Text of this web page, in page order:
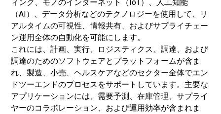
ィング、モノのインターネット（IoT）、人工知能
（AI）、データ分析などのテクノロジーを使用して、リ
アルタイムの可視性、情報共有、およびサプライチェー
ン運用全体の自動化を可能にします。
これには、計画、実行、ロジスティクス、調達、および
調達のためのソフトウェアとプラットフォームが含ま
れ、製造、小売、ヘルスケアなどのセクター全体でエン
ドツーエンドのプロセスをサポートしています。主要な
アプリケーションには、需要予測、在庫管理、サプライ
ヤーのコラボレーション、および運用効率が含まれま